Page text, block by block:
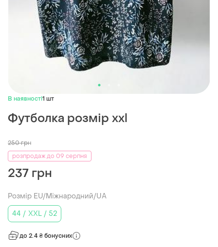
В наявності1 шт
Футболка розмір xxl
250грн
розпродаж до 09 серпня
237 грн
Розмір EU/Міжнародний/UA
44 / XXL / 52
до 2.4 ₴ бонусних